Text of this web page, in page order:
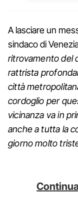
A lasciare un
sindaco di
ritrovamento del
rattrista
città
cordoglio per
vicinanza va in
anche a tutta la
giorno molto